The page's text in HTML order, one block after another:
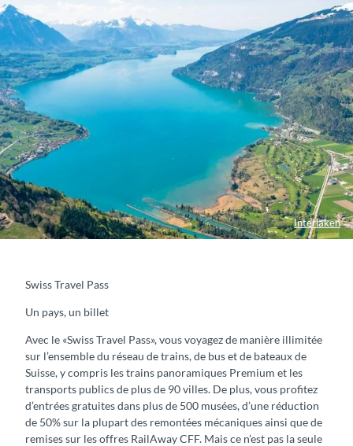
Interlaken
Swiss Travel Pass
Un pays, un billet
Avec le «Swiss Travel Pass», vous voyagez de manière illimitée
sur l’ensemble du réseau de trains, de bus et de bateaux de
Suisse, y compris les trains panoramiques Premium et les
transports publics de plus de 90 villes. De plus, vous profitez
d’entrées gratuites dans plus de 500 musées, d’une réduction
de 50% sur la plupart des remontées mécaniques ainsi que de
remises sur les offres RailAway CFF. Mais ce n’est pas la seule